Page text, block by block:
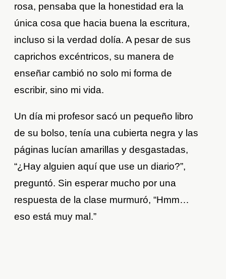
rosa, pensaba que la honestidad era la
única cosa que hacia buena la escritura,
incluso si la verdad dolía. A pesar de sus
caprichos excéntricos, su manera de
enseñar cambió no solo mi forma de
escribir, sino mi vida.
Un día mi profesor sacó un pequeño libro
de su bolso, tenía una cubierta negra y las
páginas lucían amarillas y desgastadas,
“¿Hay alguien aquí que use un diario?”,
preguntó. Sin esperar mucho por una
respuesta de la clase murmuró, “Hmm…
eso está muy mal.”